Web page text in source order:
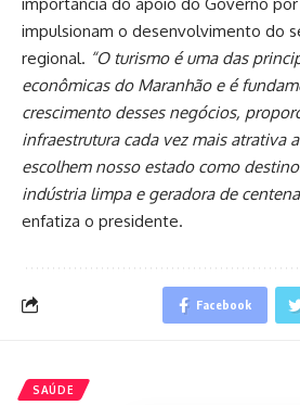
impulsionam o desenvolvimento do
regional. “O turismo é uma das
econômicas do Maranhão e é
crescimento desses negócios,
infraestrutura cada vez mais atrativa
escolhem nosso estado como
indústria limpa e geradora de
enfatiza o presidente.
Facebook
SAÚDE